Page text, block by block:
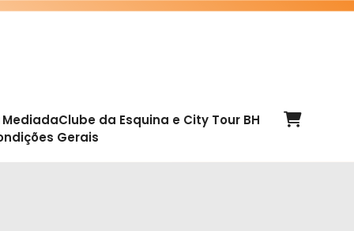
Clube da Esquina e City Tour BH
Gerais